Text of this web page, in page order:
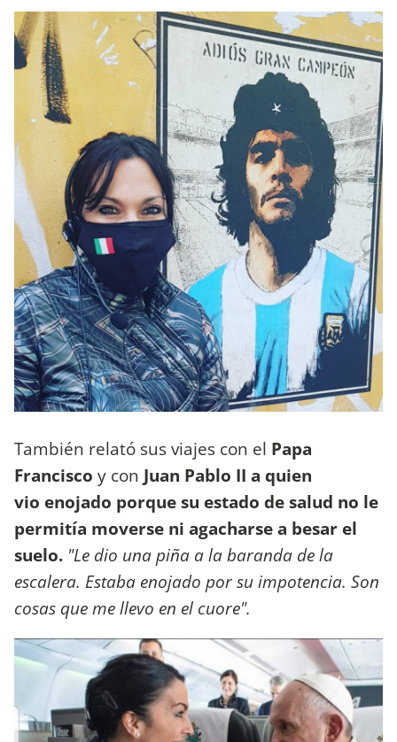
También relató sus viajes con el Papa
Francisco y con Juan Pablo II a quien
vio enojado porque su estado de salud no le
permitía moverse ni agacharse a besar el
suelo. "Le dio una piña a la baranda de la
escalera. Estaba enojado por su impotencia. Son
cosas que me llevo en el cuore".